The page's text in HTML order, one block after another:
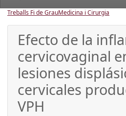
Treballs Fi de GrauMedicina i Cirurgia
Efecto de la
cervicovaginal
lesiones
cervicales
VPH